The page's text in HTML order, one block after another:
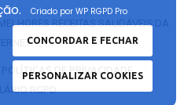
RECEITAS SAUDÁVEIS DA
RGPD
CONCORDAR E FECHAR
PERSONALIZAR COOKIES
Criado por WP RGPD Pro